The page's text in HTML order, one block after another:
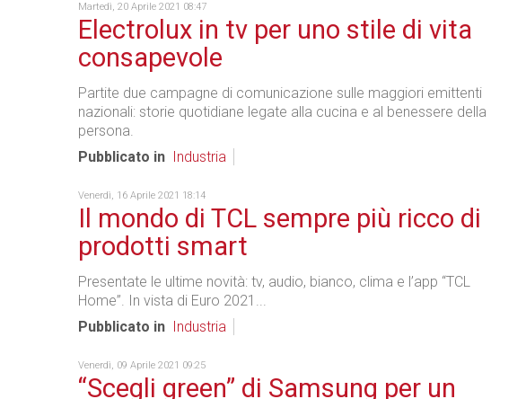
Martedì, 20 Aprile 2021 08:47
Electrolux in tv per uno stile di vita
consapevole
Partite due campagne di comunicazione sulle maggiori emittenti
nazionali: storie quotidiane legate alla cucina e al benessere della
persona.
Pubblicato in
Industria
Venerdì, 16 Aprile 2021 18:14
Il mondo di TCL sempre più ricco di
prodotti smart
Presentate le ultime novità: tv, audio, bianco, clima e l’app “TCL
Home”. In vista di Euro 2021...
Pubblicato in
Industria
Venerdì, 09 Aprile 2021 09:25
“Scegli green” di Samsung per un